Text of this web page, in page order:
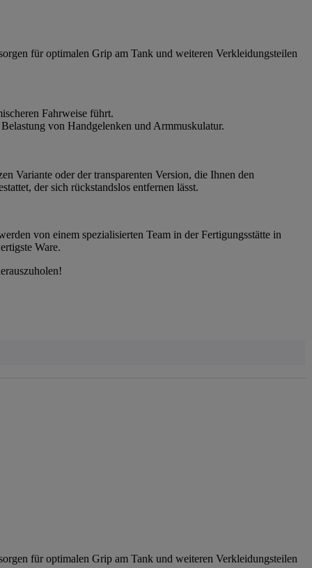
für optimalen Grip am Tank und weiteren Verkleidungsteilen
Fahrweise führt.
von Handgelenken und Armmuskulatur.
Variante oder der transparenten Version, die Ihnen den
der sich rückstandslos entfernen lässt.
von einem spezialisierten Team in der Fertigungsstätte in
Ware.
für optimalen Grip am Tank und weiteren Verkleidungsteilen